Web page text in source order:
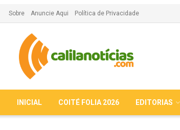
Sobre Anuncie Aqui Política de Privacidade
INICIAL COITÉ FOLIA 2026 EDITORIAS